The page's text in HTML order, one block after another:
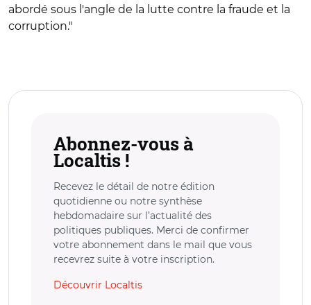
abordé sous l'angle de la lutte contre la fraude et la
corruption."
Abonnez-vous à
Localtis !
Recevez le détail de notre édition
quotidienne ou notre synthèse
hebdomadaire sur l’actualité des
politiques publiques. Merci de confirmer
votre abonnement dans le mail que vous
recevrez suite à votre inscription.
Découvrir Localtis